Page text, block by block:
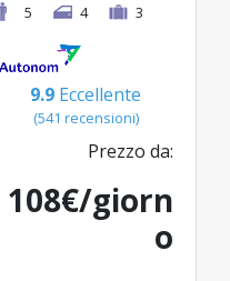
5
4 3
9.9 Eccellente
(541 recensioni)
Prezzo da:
108€/giorn
o